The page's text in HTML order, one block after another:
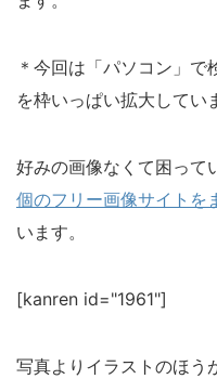
＊今回は「パソコン」
を枠いっぱい拡大してい
好みの画像なくて困って
個のフリー画像サイトを
います。
[kanren id="1961"]
写真よりイラストのほう